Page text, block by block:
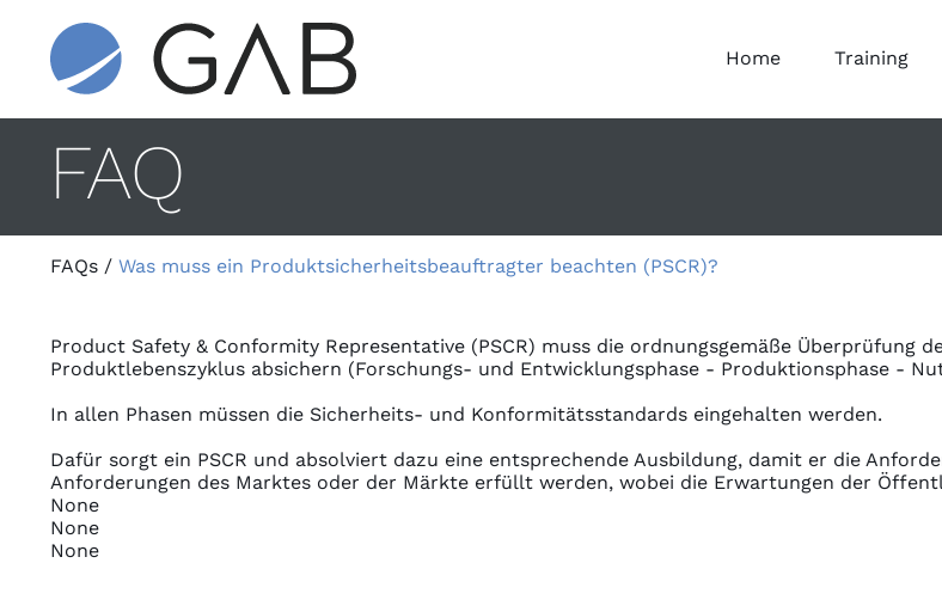
Home Training
FAQ
FAQs / Was muss ein Produktsicherheitsbeauftragter beachten (PSCR)?
Product Safety & Conformity Representative (PSCR) muss die ordnungsgemäße Überprüfung
Produktlebenszyklus absichern (Forschungs- und Entwicklungsphase - Produktionsphase -
In allen Phasen müssen die Sicherheits- und Konformitätsstandards eingehalten werden.
Dafür sorgt ein PSCR und absolviert dazu eine entsprechende Ausbildung, damit er die
Anforderungen des Marktes oder der Märkte erfüllt werden, wobei die Erwartungen der
None
None
None